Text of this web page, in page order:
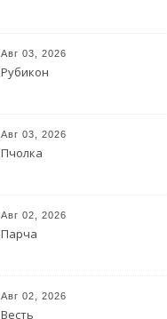
Авг 03, 2026
Рубикон
Авг 03, 2026
Пчолка
Авг 02, 2026
Парча
Авг 02, 2026
Весть